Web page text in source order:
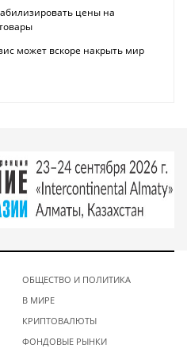
цены на
может вскоре накрыть мир
ОБЩЕСТВО И ПОЛИТИКА
В МИРЕ
КРИПТОВАЛЮТЫ
ФОНДОВЫЕ РЫНКИ